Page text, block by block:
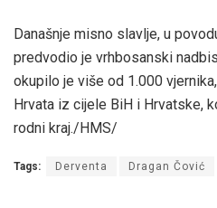
Današnje misno slavlje, u
predvodio je vrhbosanski
okupilo je više od 1.000
Hrvata iz cijele BiH i Hrvatske,
rodni kraj./HMS/
Tags: Derventa Dragan Čović